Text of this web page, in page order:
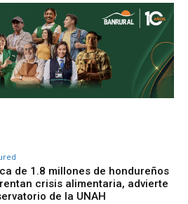
de 1.8 millones de hondureños
crisis alimentaria, advierte
de la UNAH